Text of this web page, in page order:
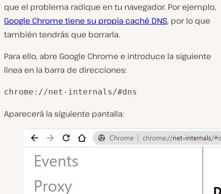
que el problema radique en tu navegador. Por ejemplo,
Google Chrome tiene su propia caché DNS, por lo que
también tendrás que borrarla.
Para ello, abre Google Chrome e introduce la siguiente
línea en la barra de direcciones:
chrome://net-internals/#dns
Aparecerá la siguiente pantalla: